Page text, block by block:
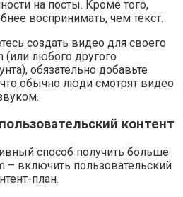
на посты. Кроме того,
воспринимать, чем текст.
создать видео для своего
(или любого другого
обязательно добавьте
обычно люди смотрят видео
контент
способ получить больше
– включить пользовательский
план.